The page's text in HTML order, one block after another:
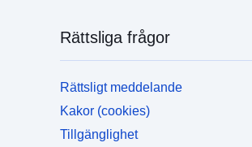
Rättsliga frågor
Rättsligt meddelande
Kakor (cookies)
Tillgänglighet